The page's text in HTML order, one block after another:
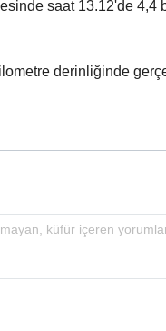
saat 13.12'de
derinliğinde